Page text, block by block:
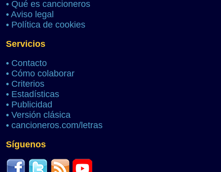
• Qué es cancioneros
• Aviso legal
• Política de cookies
Servicios
• Contacto
• Cómo colaborar
• Criterios
• Estadísticas
• Publicidad
• Versión clásica
• cancioneros.com/letras
Síguenos